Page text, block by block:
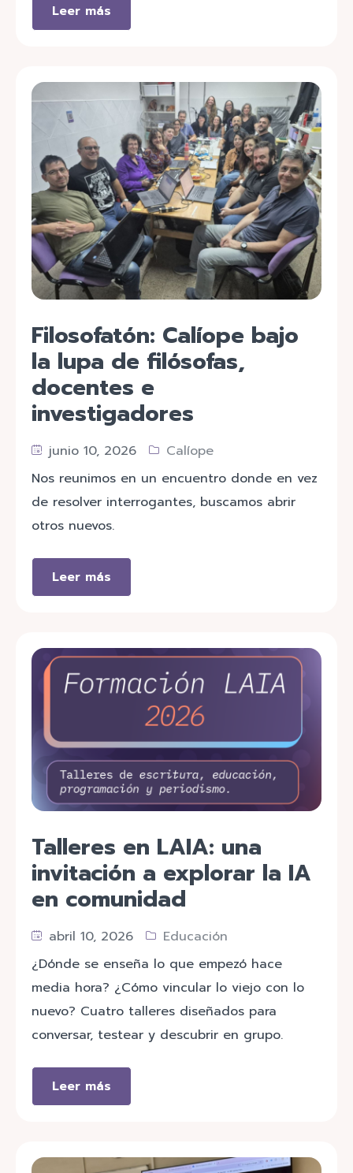
Leer más
Filosofatón: Calíope bajo
la lupa de filósofas,
docentes e
investigadores
junio 10, 2026
Calíope
Nos reunimos en un encuentro donde en vez
de resolver interrogantes, buscamos abrir
otros nuevos.
Leer más
Talleres en LAIA: una
invitación a explorar la IA
en comunidad
abril 10, 2026
Educación
¿Dónde se enseña lo que empezó hace
media hora? ¿Cómo vincular lo viejo con lo
nuevo? Cuatro talleres diseñados para
conversar, testear y descubrir en grupo.
Leer más